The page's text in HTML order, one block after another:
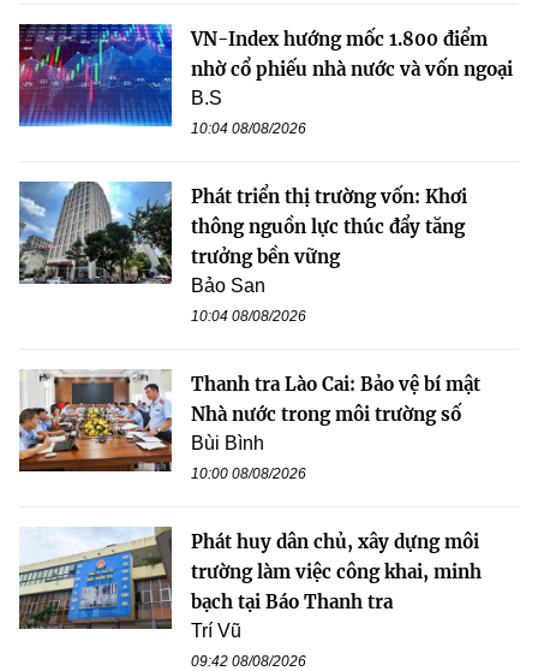
VN-Index hướng mốc 1.800 điểm
nhờ cổ phiếu nhà nước và vốn ngoại
B.S
10:04 08/08/2026
Phát triển thị trường vốn: Khơi
thông nguồn lực thúc đẩy tăng
trưởng bền vững
Bảo San
10:04 08/08/2026
Thanh tra Lào Cai: Bảo vệ bí mật
Nhà nước trong môi trường số
Bùi Bình
10:00 08/08/2026
Phát huy dân chủ, xây dựng môi
trường làm việc công khai, minh
bạch tại Báo Thanh tra
Trí Vũ
09:42 08/08/2026